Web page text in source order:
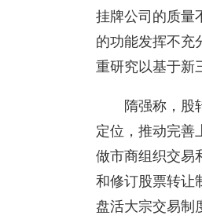
挂牌公司的质量
的功能发挥不充
重研究以基于新
隋强称，股
定位，推动完善
做市商组织交易
和修订股票转让
盘活大宗交易制